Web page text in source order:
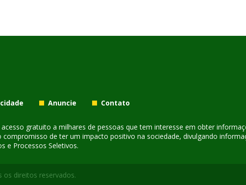
Anuncie Contato
gratuito a milhares de pessoas que tem interesse em obter
de ter um impacto positivo na sociedade, divulgando
e Processos Seletivos.
os direitos reservados.